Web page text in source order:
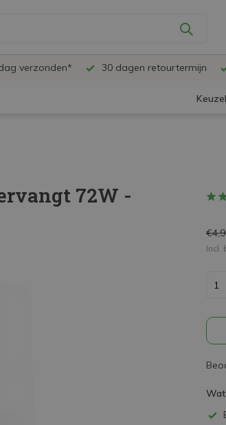
verzonden* 30 dagen retourtermijn
72W -
Incl.